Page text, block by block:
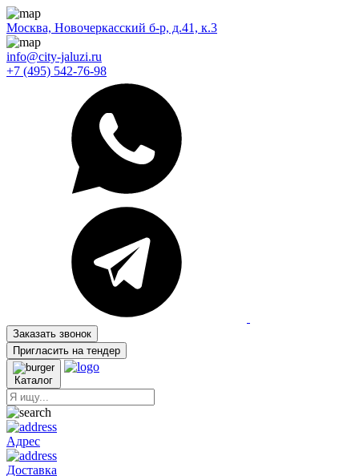
Москва, Новочеркасский б-р, д.41, к.3
info@city-jaluzi.ru
+7 (495) 542-76-98
Заказать звонок
Пригласить на тендер
Каталог
Адрес
Доставка